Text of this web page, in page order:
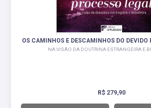
OS CAMINHOS E DESCAMINHOS DO DEVIDO
NA VISÃO DA DOUTRINA ESTRANGEIRA E
R$ 279,90